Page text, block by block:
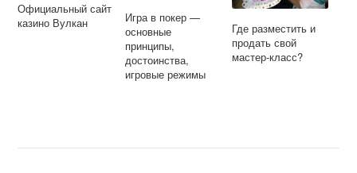
Официальный сайт
казино Вулкан
Игра в покер —
основные
принципы,
достоинства,
игровые режимы
Где разместить и
продать свой
мастер-класс?